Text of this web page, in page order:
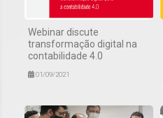
Webinar discute
transformação digital na
contabilidade 4.0
01/09/2021